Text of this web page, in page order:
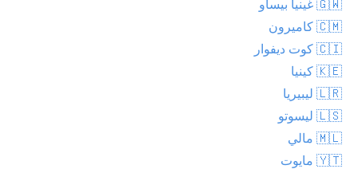
🇬🇼 غينيا بيساو
🇨🇲 كاميرون
🇨🇮 كوت ديفوار
🇰🇪 كينيا
🇱🇷 ليبيريا
🇱🇸 ليسوتو
🇲🇱 مالي
🇾🇹 مايوت